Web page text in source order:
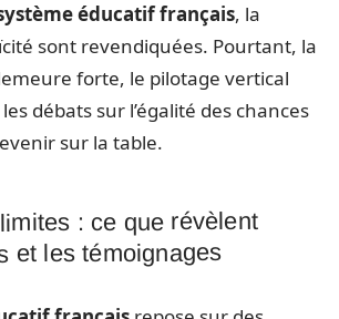
éducatif français, la
sont revendiquées. Pourtant, la
forte, le pilotage vertical
débats sur l’égalité des chances
sur la table.
: ce que révèlent
et les témoignages